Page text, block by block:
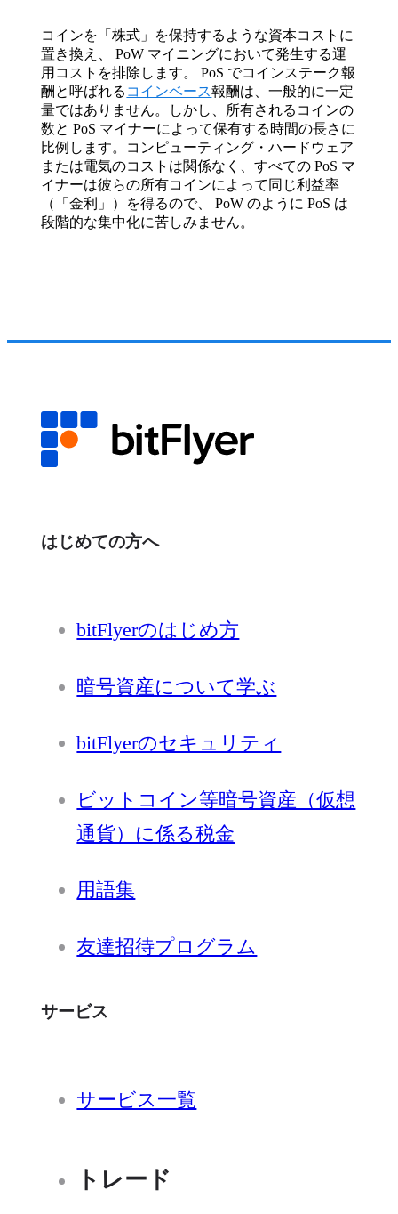
コインを「株式」を保持するような資本コストに
置き換え、 PoW マイニングにおいて発生する運
用コストを排除します。 PoS でコインステーク報
酬と呼ばれる コインベース報酬は、一般的に一定
量ではありません。しかし、所有されるコインの
数と PoS マイナーによって保有する時間の長さに
比例します。コンピューティング・ハードウェア
または電気のコストは関係なく、すべての PoS マ
イナーは彼らの所有コインによって同じ利益率
（「金利」）を得るので、 PoW のように PoS は
段階的な集中化に苦しみません。
はじめての方へ
bitFlyerのはじめ方
暗号資産について学ぶ
bitFlyerのセキュリティ
ビットコイン等暗号資産（仮想
通貨）に係る税金
用語集
友達招待プログラム
サービス
サービス一覧
トレード